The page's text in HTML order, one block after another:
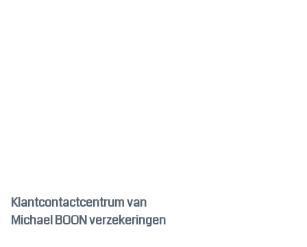
Klantcontactcentrum van
Michael BOON verzekeringen